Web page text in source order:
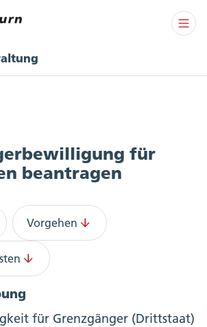
für
beantragen
Vorgehen
für Grenzgänger (Drittstaat)